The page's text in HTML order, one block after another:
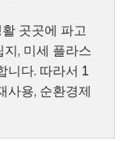
곳곳에 파고
, 미세 플라스
니다. 따라서 1
사용, 순환경제